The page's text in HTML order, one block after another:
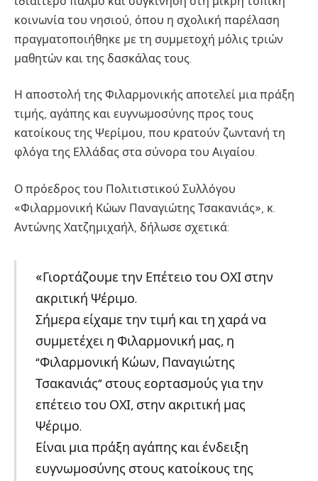
κοινωνία του νησιού, όπου η σχολική παρέλαση
πραγματοποιήθηκε με τη συμμετοχή μόλις τριών
μαθητών και της δασκάλας τους.
Η αποστολή της Φιλαρμονικής αποτελεί μια πράξη
τιμής, αγάπης και ευγνωμοσύνης προς τους
κατοίκους της Ψερίμου, που κρατούν ζωντανή τη
φλόγα της Ελλάδας στα σύνορα του Αιγαίου.
Ο πρόεδρος του Πολιτιστικού Συλλόγου
«Φιλαρμονική Κώων Παναγιώτης Τσακανιάς», κ.
Αντώνης Χατζημιχαήλ, δήλωσε σχετικά:
«Γιορτάζουμε την Επέτειο του ΟΧΙ στην
ακριτική Ψέριμο.
Σήμερα είχαμε την τιμή και τη χαρά να
συμμετέχει η Φιλαρμονική μας, η
“Φιλαρμονική Κώων, Παναγιώτης
Τσακανιάς” στους εορτασμούς για την
επέτειο του ΟΧΙ, στην ακριτική μας
Ψέριμο.
Είναι μια πράξη αγάπης και ένδειξη
ευγνωμοσύνης στους κατοίκους της